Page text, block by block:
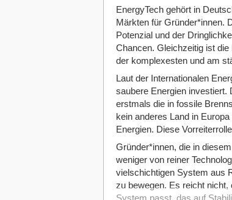
EnergyTech gehört in
Märkten für Gründer*innen.
Potenzial und der
Chancen. Gleichzeitig ist
der komplexesten und am
Laut der Internationalen
saubere Energien investiert.
erstmals die in fossile
kein anderes Land in
Energien. Diese
Gründer*innen, die in
weniger von reiner
vielschichtigen System aus
zu bewegen. Es reicht nicht,